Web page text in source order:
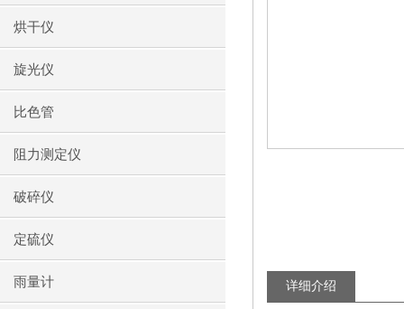
烘干仪
旋光仪
比色管
阻力测定仪
破碎仪
定硫仪
雨量计 详细介绍